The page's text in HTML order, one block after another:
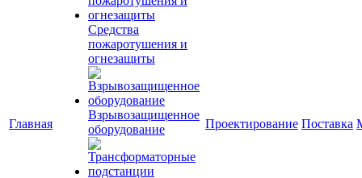
Главная
Средства
пожаротушения и
огнезащиты
Взрывозащищенное
оборудование
Проектирование Поставка